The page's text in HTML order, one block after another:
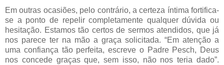
Em outras ocasiões, pelo contrário, a certeza íntima fortifica-
se a ponto de repelir completamente qualquer dúvida ou
hesitação. Estamos tão certos de sermos atendidos, que já
nos parece ter na mão a graça solicitada. “Em atenção a
uma confiança tão perfeita, escreve o Padre Pesch, Deus
nos concede graças que, sem isso, não nos teria dado”.